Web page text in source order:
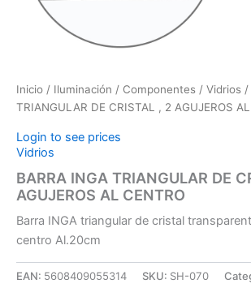
Inicio / Iluminación / Componentes / Vidrios /
TRIANGULAR DE CRISTAL , 2 AGUJEROS
Login to see prices
Vidrios
BARRA INGA TRIANGULAR DE
AGUJEROS AL CENTRO
Barra INGA triangular de cristal
centro Al.20cm
EAN: 5608409055314 SKU: SH-070